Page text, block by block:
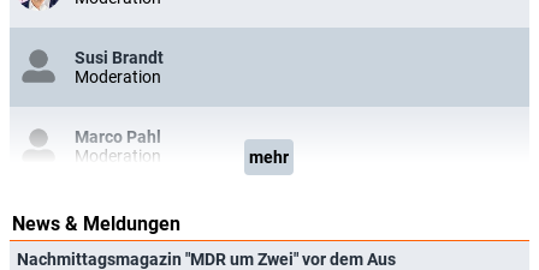
Susi Brandt
Moderation
Marco Pahl
Moderation
mehr
News & Meldungen
Nachmittagsmagazin "MDR um Zwei" vor dem Aus